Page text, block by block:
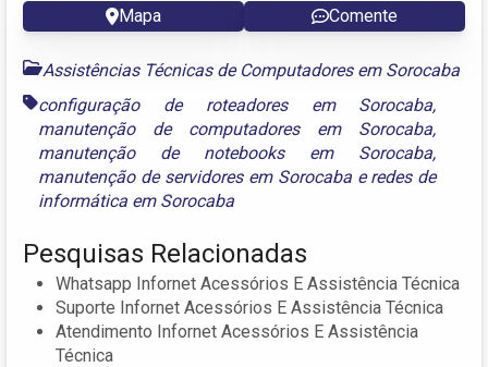
Mapa Comente
Assistências Técnicas de Computadores em Sorocaba
configuração de roteadores em Sorocaba,
manutenção de computadores em Sorocaba,
manutenção de notebooks em Sorocaba,
manutenção de servidores em Sorocabaeredes de
informática em Sorocaba
Pesquisas Relacionadas
Whatsapp Infornet Acessórios E Assistência Técnica
Suporte Infornet Acessórios E Assistência Técnica
Atendimento Infornet Acessórios E Assistência
Técnica